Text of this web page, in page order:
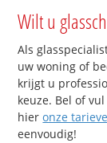
Wilt u
Als
uw woning of
krijgt u
keuze. Bel of
hieronze
eenvoudig!